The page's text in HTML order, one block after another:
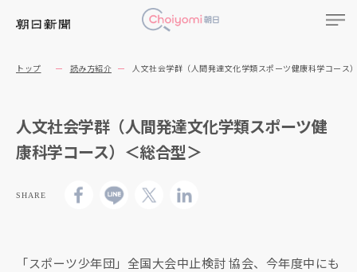
トップ 読み方紹介 人文社会学群（人間発達文化学類スポーツ健康科学コース
人文社会学群（人間発達文化学類スポーツ健
康科学コース）＜総合型＞
SHARE
「スポーツ少年団」全国大会中止検討 協会、今年度中にも